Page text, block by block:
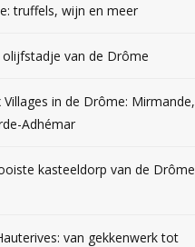
truffels, wijn en meer
van de Drôme
Villages in de Drôme: Mirmande,
Adhémar
kasteeldorp van de Drôme
van gekkenwerk tot